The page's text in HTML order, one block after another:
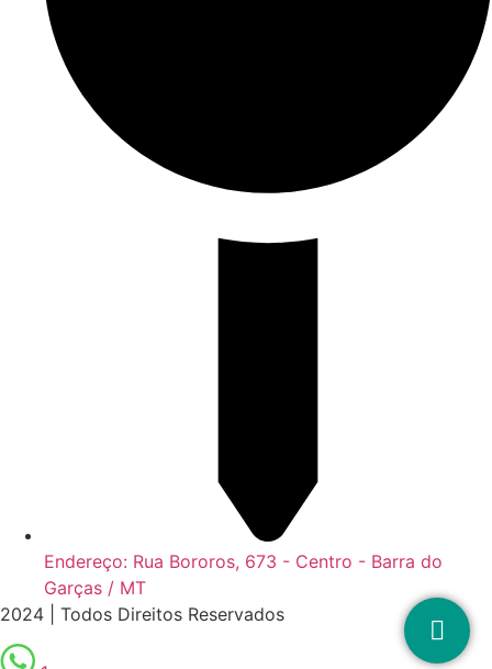
Endereço: Rua Bororos, 673 - Centro - Barra do
Garças / MT
2024 | Todos Direitos Reservados